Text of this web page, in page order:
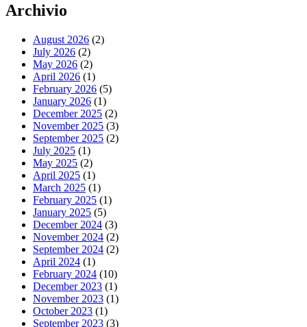
Archivio
August 2026 (2)
July 2026 (2)
May 2026 (2)
April 2026 (1)
February 2026 (5)
January 2026 (1)
December 2025 (2)
November 2025 (3)
September 2025 (2)
July 2025 (1)
May 2025 (2)
April 2025 (1)
March 2025 (1)
February 2025 (1)
January 2025 (5)
December 2024 (3)
November 2024 (2)
September 2024 (2)
April 2024 (1)
February 2024 (10)
December 2023 (1)
November 2023 (1)
October 2023 (1)
September 2023 (3)